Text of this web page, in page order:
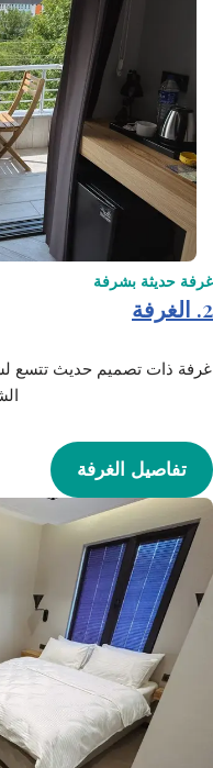
غرفة حديثة بشرفة
2. الغرفة
غرفة ذات تصميم حديث تتسع
تفاصيل الغرفة